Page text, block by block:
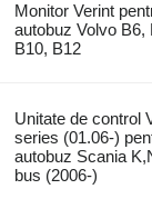
Monitor Verint
autobuz Volvo B6,
B10, B12
Unitate de control
series (01.06-)
autobuz Scania
bus (2006-)